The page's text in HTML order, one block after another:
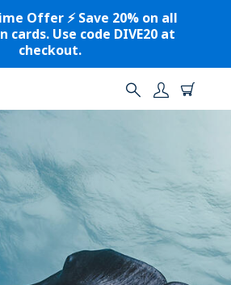
Offer ⚡️ Save 20% on all
Use code DIVE20 at
checkout.